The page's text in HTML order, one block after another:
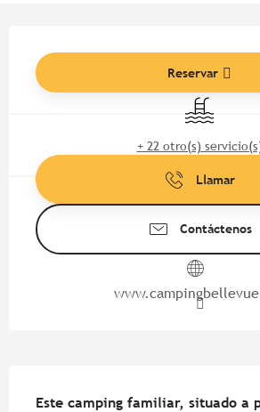
Reservar
Piscina
+ 22 otro(s)
Llamar
Contáctenos
Este camping familiar, situado a